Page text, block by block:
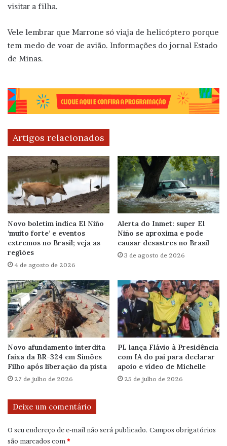
visitar a filha.
Vele lembrar que Marrone só viaja de helicóptero porque
tem medo de voar de avião. Informações do jornal Estado
de Minas.
Artigos relacionados
Novo boletim indica El Niño
‘muito forte’ e eventos
extremos no Brasil; veja as
regiões
4 de agosto de 2026
Alerta do Inmet: super El
Niño se aproxima e pode
causar desastres no Brasil
3 de agosto de 2026
Novo afundamento interdita
faixa da BR-324 em Simões
Filho após liberação da pista
27 de julho de 2026
PL lança Flávio à Presidência
com IA do pai para declarar
apoio e vídeo de Michelle
25 de julho de 2026
Deixe um comentário
O seu endereço de e-mail não será publicado. Campos obrigatórios
são marcados com*